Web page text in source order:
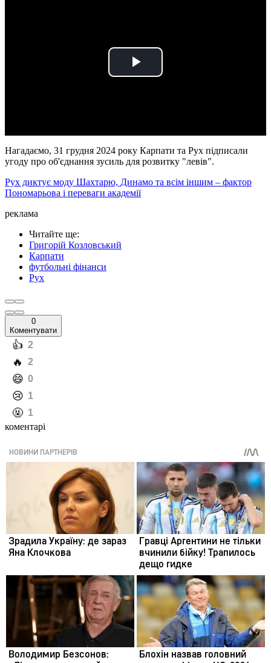
Play
Нагадаємо, 31 грудня 2024 року Карпати та Рух підписали
угоду про об'єднання зусиль для розвитку "левів".
Рух диктує моду Шахтарю, Динамо та всім іншим – фактор
Пономарьова і переваги академії
реклама
Читайте ще:
Григорій Козловський
Карпати
футбольні фінанси
Рух
0
Коментувати
️👍 2
️🔥 2
️😄 0
️😢 1
️🤬 1
коментарі